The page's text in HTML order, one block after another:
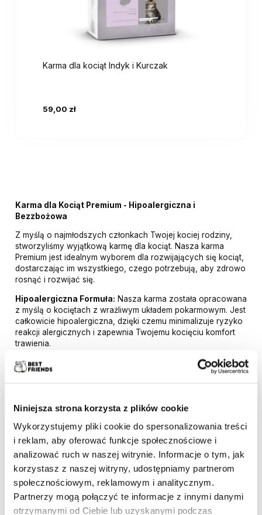
Niniejsza strona korzysta z plików cookie
Wykorzystujemy pliki cookie do spersonalizowania treści
i reklam, aby oferować funkcje społecznościowe i
analizować ruch w naszej witrynie. Informacje o tym, jak
korzystasz z naszej witryny, udostępniamy partnerom
społecznościowym, reklamowym i analitycznym.
Partnerzy mogą połączyć te informacje z innymi danymi
otrzymanymi od Ciebie lub uzyskanymi podczas
Karma dla kociąt Indyk i Kurczak
59,00 zł
Karma dla Kociąt Premium - Hipoalergiczna i
Bezzbożowa
Z myślą o najmłodszych członkach Twojej kociej rodziny,
stworzyliśmy wyjątkową karmę dla kociąt. Nasza karma
Premium jest idealnym wyborem dla rozwijających się kociąt,
dostarczając im wszystkiego, czego potrzebują, aby zdrowo
rosnąć i rozwijać się.
Hipoalergiczna Formuła: Nasza karma została opracowana
z myślą o kociętach z wrażliwym układem pokarmowym. Jest
całkowicie hipoalergiczna, dzięki czemu minimalizuje ryzyko
reakcji alergicznych i zapewnia Twojemu kocięciu komfort
trawienia.
Bezzbożowa Kompozycja:
Zrozumienie potrzeb
żywieniowych kociąt doprowadziło nas do stworzenia
Zamiast tego, skoncentrowaliśmy się na wysokiej jakości
Pełnowartościowe Składniki:Każda porcja naszej karmy
jest bogata w niezbędne składniki odżywcze. Zawiera
wysokiej jakości białko, niezbędne dla zdrowego rozwoju
mięśni, oraz tłuszcze, które są źródłem energii. Dodatkowo,
wzbogacona jest o witaminy i minerały wspierające rozwój
kości, zębów oraz ogólne zdrowie kociąt.
Idealnie Zbilansowana: Karma została starannie